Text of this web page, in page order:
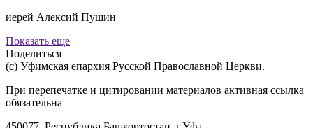
иерей Алексий Пушин
Показать еще
Поделиться
(с) Уфимская епархия Русской Православной Церкви.
При перепечатке и цитировании материалов активная ссылка
обязательна